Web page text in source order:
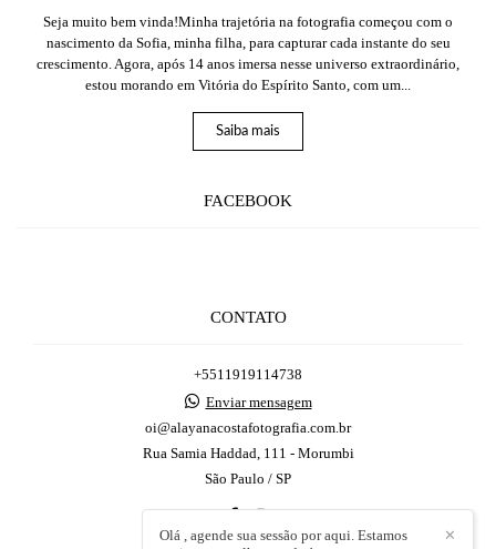
Seja muito bem vinda!Minha trajetória na fotografia começou com o
nascimento da Sofia, minha filha, para capturar cada instante do seu
crescimento. Agora, após 14 anos imersa nesse universo extraordinário,
estou morando em Vitória do Espírito Santo, com um...
Saiba mais
FACEBOOK
CONTATO
‪+5511919114738
Enviar mensagem
oi@alayanacostafotografia.com.br
Rua Samia Haddad, 111 - Morumbi
São Paulo / SP
✕
Olá , agende sua sessão por aqui. Estamos